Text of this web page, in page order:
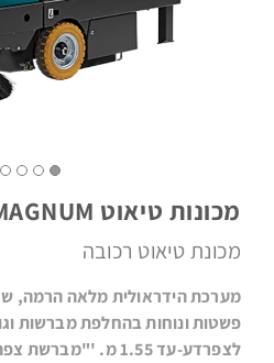
שטיפה
מטאטים
מכאניים
מכונות טיאוט MAGNUM
מכונת טיאוט רכובה
מערכת הידראולית מלאה הרמה,
פשטות ונוחות בהחלפת מברשות
לצפרדע-עד 1.55 מ.
'"מברשת